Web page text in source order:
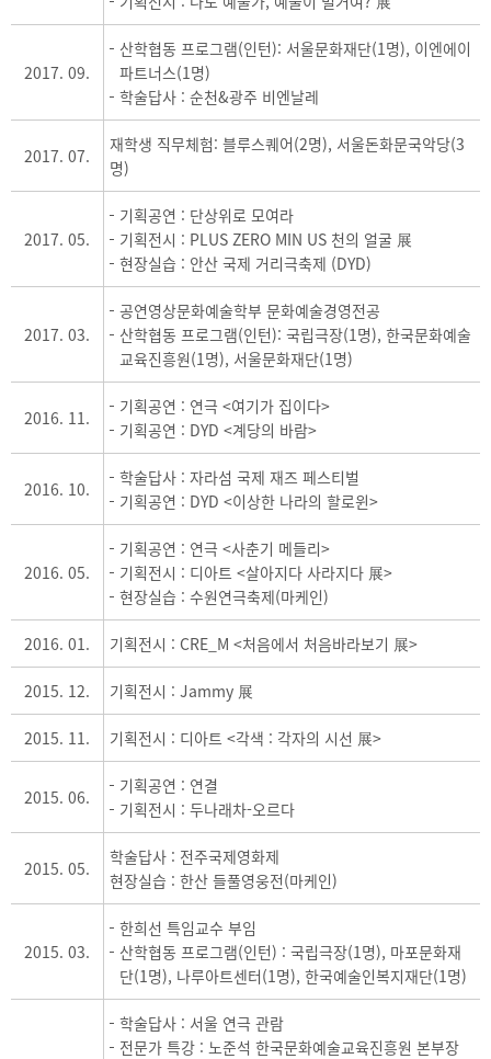
2017. 09.
산학협동 프로그램(인턴): 서울문화재단(1명), 이엔에이
파트너스(1명)
학술답사 : 순천&광주 비엔날레
2017. 07.
재학생 직무체험: 블루스퀘어(2명), 서울돈화문국악당(3
명)
2017. 05.
기획공연 : 단상위로 모여라
기획전시 : PLUS ZERO MIN US 천의 얼굴 展
현장실습 : 안산 국제 거리극축제 (DYD)
2017. 03.
공연영상문화예술학부 문화예술경영전공
산학협동 프로그램(인턴): 국립극장(1명), 한국문화예술
교육진흥원(1명), 서울문화재단(1명)
2016. 11.
기획공연 : 연극 <여기가 집이다>
기획공연 : DYD <계당의 바람>
2016. 10.
학술답사 : 자라섬 국제 재즈 페스티벌
기획공연 : DYD <이상한 나라의 할로윈>
2016. 05.
기획공연 : 연극 <사춘기 메들리>
기획전시 : 디아트 <살아지다 사라지다 展>
현장실습 : 수원연극축제(마케인)
2016. 01. 기획전시 : CRE_M <처음에서 처음바라보기 展>
2015. 12. 기획전시 : Jammy 展
2015. 11. 기획전시 : 디아트 <각색 : 각자의 시선 展>
2015. 06.
기획공연 : 연결
기획전시 : 두나래차-오르다
2015. 05.
학술답사 : 전주국제영화제
현장실습 : 한산 들풀영웅전(마케인)
2015. 03.
한희선 특임교수 부임
산학협동 프로그램(인턴) : 국립극장(1명), 마포문화재
단(1명), 나루아트센터(1명), 한국예술인복지재단(1명)
학술답사 : 서울 연극 관람
전문가 특강 : 노준석 한국문화예술교육진흥원 본부장